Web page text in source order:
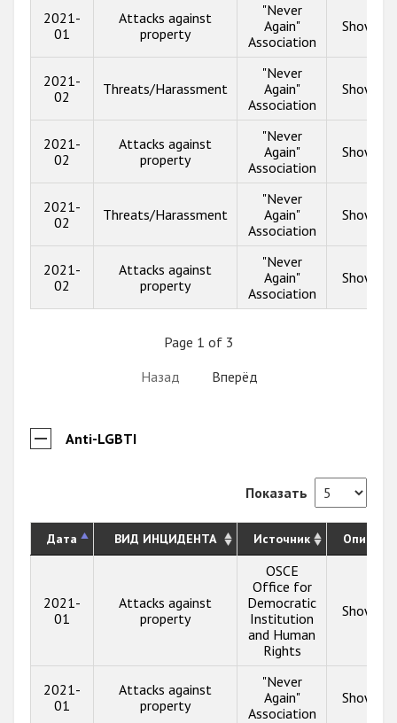
2021-
01
Attacks against
property
"Never
Again"
Association
Show
2021-
02
Threats/Harassment
"Never
Again"
Association
Show
2021-
02
Attacks against
property
"Never
Again"
Association
Show
2021-
02
Threats/Harassment
"Never
Again"
Association
Show
2021-
02
Attacks against
property
"Never
Again"
Association
Show
Page 1 of 3
Назад
Вперёд
Anti-LGBTI
Показать
Дата ВИД ИНЦИДЕНТА Источник
2021-
01
Attacks against
property
OSCE
Office for
Democratic
Institution
and Human
Rights
Show
2021-
01
Attacks against
property
"Never
Again"
Association
Show